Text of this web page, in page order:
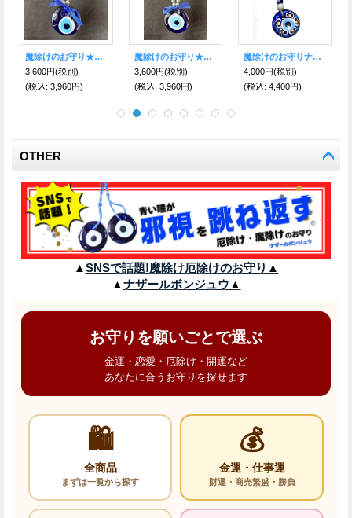
3,200円
(税込:3,520円)
4,000円
(税込:4,400円)
3,200円
(税込:3,520円)
OTHER
▲SNSで話題!魔除け厄除けのお守り ▲
▲ナザールボンジュウ ▲
お守りを願いごとで選ぶ
金運・恋愛・厄除け・開運など
あなたに合うお守りを探せます
🛍️
全商品
まずは一覧から探す
💰
金運・仕事運
財運・商売繁盛・勝負